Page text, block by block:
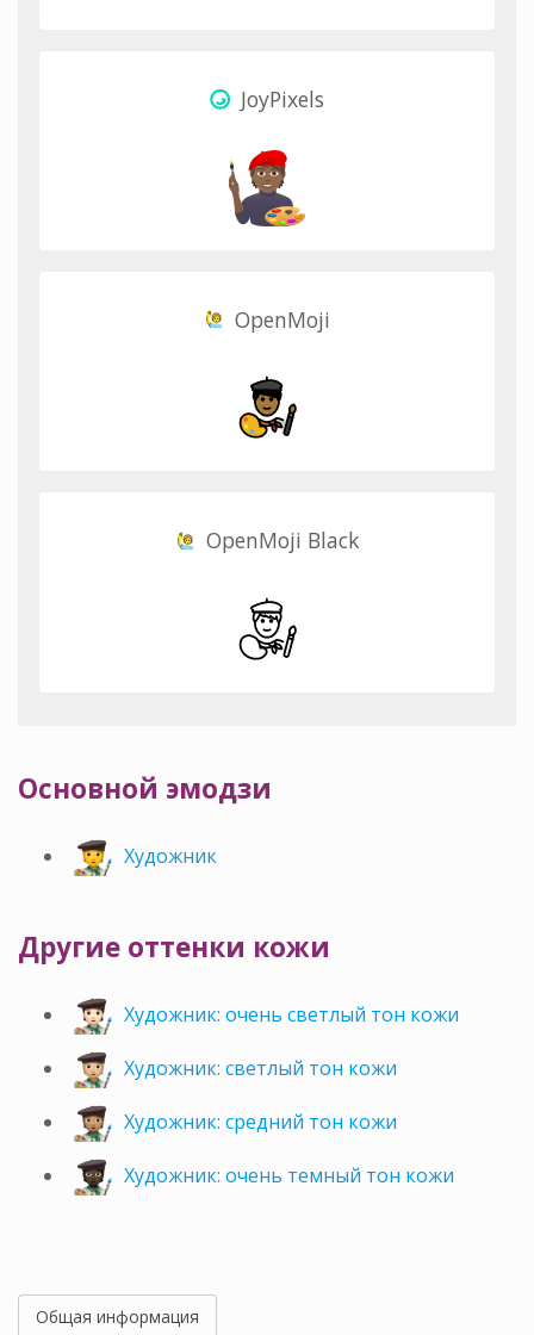
JoyPixels
OpenMoji
OpenMoji Black
Основной эмодзи
Художник
Другие оттенки кожи
Художник: очень светлый тон кожи
Художник: светлый тон кожи
Художник: средний тон кожи
Художник: очень темный тон кожи
Общая информация